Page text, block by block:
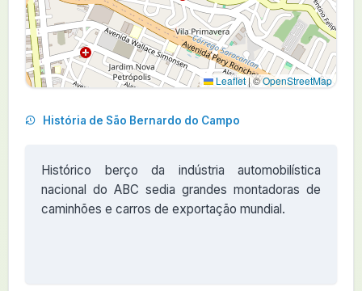
Leaflet|©OpenStreetMap
História de São Bernardo do Campo
Histórico berço da indústria automobilística
nacional do ABC sedia grandes montadoras de
caminhões e carros de exportação mundial.